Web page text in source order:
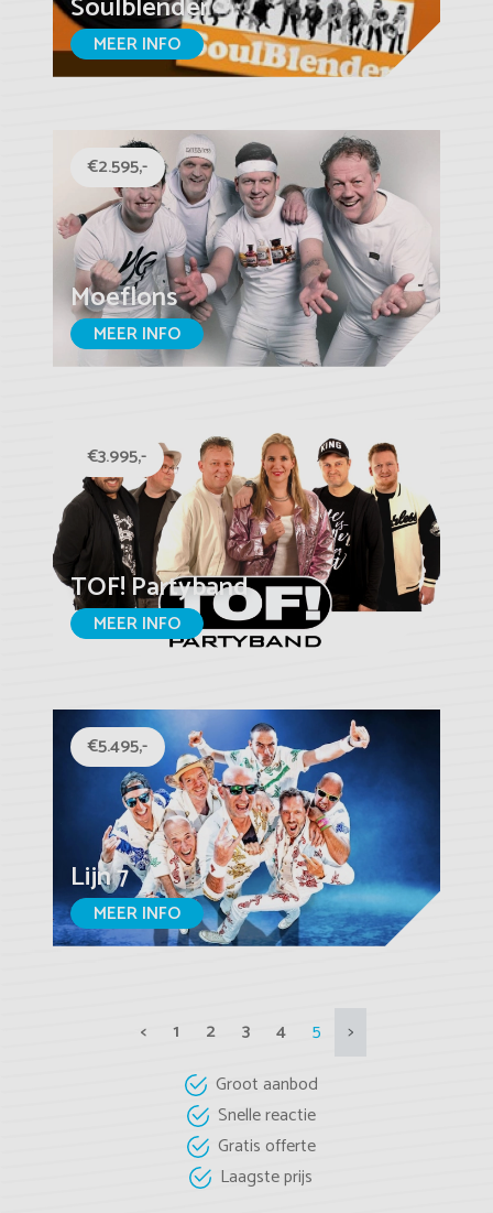
MEER INFO
€2.595,-
Moeflons
MEER INFO
€3.995,-
TOF! Partyband
MEER INFO
€5.495,-
Lijn 7
MEER INFO
< 1 2 3 4 5
>
Groot aanbod
Snelle reactie
Gratis offerte
Laagste prijs